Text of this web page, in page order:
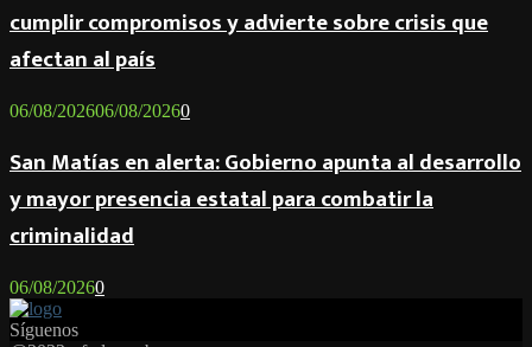
cumplir compromisos y advierte sobre crisis que
afectan al país
06/08/202606/08/20260
San Matías en alerta: Gobierno apunta al desarrollo
y mayor presencia estatal para combatir la
criminalidad
06/08/20260
Síguenos